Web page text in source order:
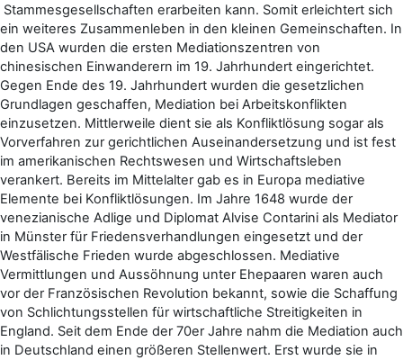
Stammesgesellschaften erarbeiten kann. Somit erleichtert sich
ein weiteres Zusammenleben in den kleinen Gemeinschaften. In
den USA wurden die ersten Mediationszentren von
chinesischen Einwanderern im 19. Jahrhundert eingerichtet.
Gegen Ende des 19. Jahrhundert wurden die gesetzlichen
Grundlagen geschaffen, Mediation bei Arbeitskonflikten
einzusetzen. Mittlerweile dient sie als Konfliktlösung sogar als
Vorverfahren zur gerichtlichen Auseinandersetzung und ist fest
im amerikanischen Rechtswesen und Wirtschaftsleben
verankert. Bereits im Mittelalter gab es in Europa mediative
Elemente bei Konfliktlösungen. Im Jahre 1648 wurde der
venezianische Adlige und Diplomat Alvise Contarini als Mediator
in Münster für Friedensverhandlungen eingesetzt und der
Westfälische Frieden wurde abgeschlossen. Mediative
Vermittlungen und Aussöhnung unter Ehepaaren waren auch
vor der Französischen Revolution bekannt, sowie die Schaffung
von Schlichtungsstellen für wirtschaftliche Streitigkeiten in
England. Seit dem Ende der 70er Jahre nahm die Mediation auch
in Deutschland einen größeren Stellenwert. Erst wurde sie in